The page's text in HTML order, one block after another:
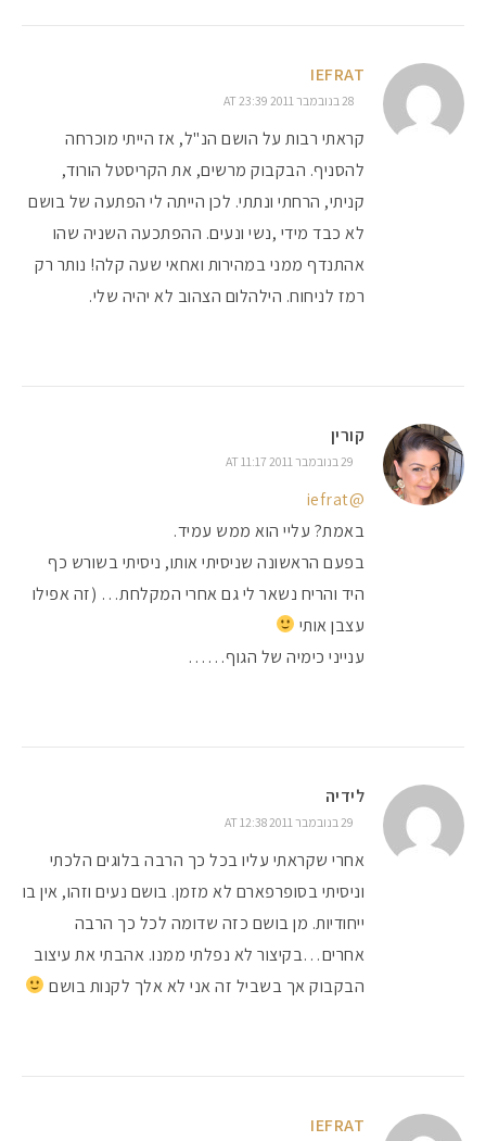
IEFRAT
28 בנובמבר 2011 AT 23:39
קראתי רבות על הושם הנ"ל, אז הייתי מוכרחה
להסניף. הבקבוק מרשים, את הקריסטל הורוד,
קניתי, הרחתי ונתתי. לכן הייתה לי הפתעה של בושם
לא כבד מידי ,נשי ונעים. ההפתכעה השניה שהו
אהתנדף ממני במהירות ואחאי שעה קלה! נותר רק
רמז לניחוח. הילהלום הצהוב לא יהיה שלי.
קורין
29 בנובמבר 2011 AT 11:17
@iefrat
באמת? עליי הוא ממש עמיד.
בפעם הראשונה שניסיתי אותו, ניסיתי בשורש כף
היד והריח נשאר לי גם אחרי המקלחת… (זה אפילו
עצבן אותי
ענייני כימיה של הגוף……
לידיה
29 בנובמבר 2011 AT 12:38
אחרי שקראתי עליו בכל כך הרבה בלוגים הלכתי
וניסיתי בסופרפארם לא מזמן. בושם נעים וזהו, אין בו
ייחודיות. מן בושם כזה שדומה לכל כך הרבה
אחרים…בקיצור לא נפלתי ממנו. אהבתי את עיצוב
הבקבוק אך בשביל זה אני לא אלך לקנות בושם
IEFRAT